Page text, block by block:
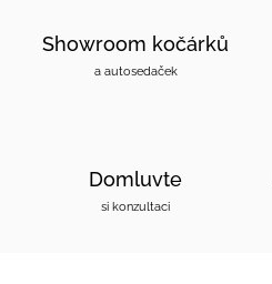
Showroom kočárků
a autosedaček
Domluvte
si konzultaci